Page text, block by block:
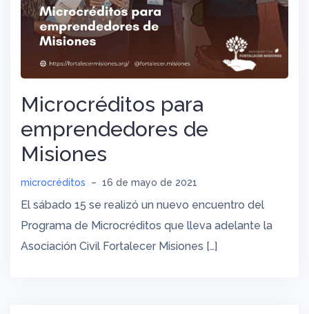
Microcréditos para
emprendedores de
Misiones
microcréditos – 16 de mayo de 2021
El sábado 15 se realizó un nuevo encuentro del
Programa de Microcréditos que lleva adelante la
Asociación Civil Fortalecer Misiones […]